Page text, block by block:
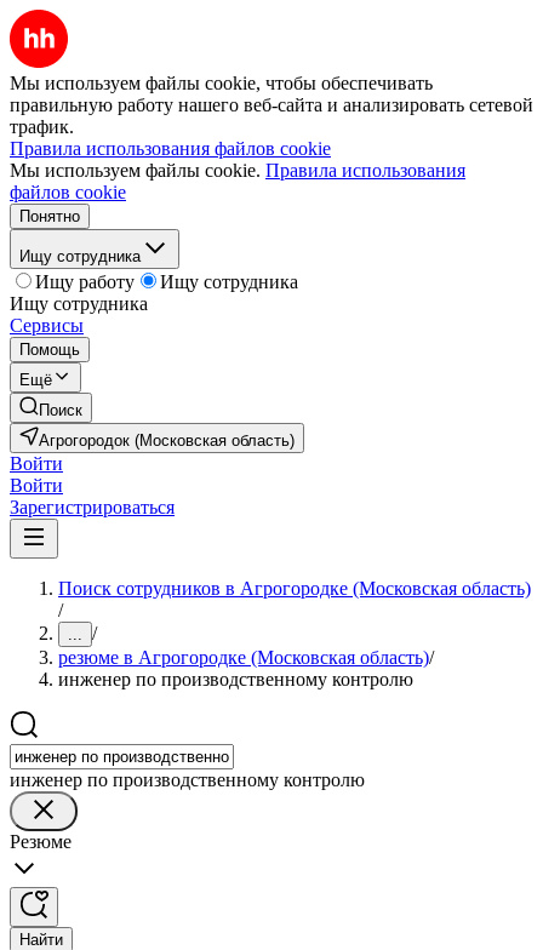
Мы используем файлы cookie, чтобы обеспечивать
правильную работу нашего веб-сайта и анализировать сетевой
трафик.
Правила использования файлов cookie
Мы используем файлы cookie. Правила использования
файлов cookie
Понятно
Ищу сотрудника
Ищу работу
Ищу сотрудника
Ищу сотрудника
Сервисы
Помощь
Ещё
Поиск
Агрогородок (Московская область)
Войти
Войти
Зарегистрироваться
Поиск сотрудников в Агрогородке (Московская область)
/
... /
резюме в Агрогородке (Московская область)/
инженер по производственному контролю
инженер по производственному контролю
Резюме
Найти